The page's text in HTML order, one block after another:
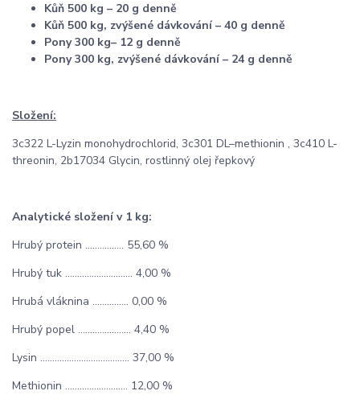
Kůň 500 kg – 20 g denně
Kůň 500 kg, zvýšené dávkování – 40 g denně
Pony 300 kg– 12 g denně
Pony 300 kg, zvýšené dávkování – 24 g denně
Složení:
3c322 L-Lyzin monohydrochlorid, 3c301 DL–methionin , 3c410 L-
threonin, 2b17034 Glycin, rostlinný olej řepkový
Analytické složení v 1 kg:
Hrubý protein ................ 55,60 %
Hrubý tuk ............................ 4,00 %
Hrubá vláknina ............... 0,00 %
Hrubý popel ...................... 4,40 %
Lysin ..................................... 37,00 %
Methionin .......................... 12,00 %